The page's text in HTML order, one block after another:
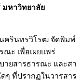
มหาวิทยาลัย
รินทรวิโรฒ จัดพิมพ์
ณะ เพื่อเผยแพร่
ายสารธารณะ และสา
ๆ ที่ปรากฏในวารสาร